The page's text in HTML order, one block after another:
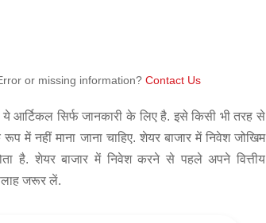
or missing information? Contact Us
ये आर्टिकल सिर्फ जानकारी के लिए है. इसे किसी भी तरह से
में नहीं माना जाना चाहिए. शेयर बाजार में निवेश जोखिम
है. शेयर बाजार में निवेश करने से पहले अपने वित्तीय
जरूर लें.